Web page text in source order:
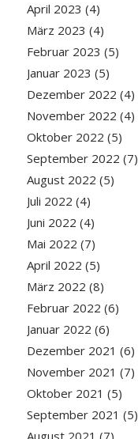
April 2023 (4)
März 2023 (4)
Februar 2023 (5)
Januar 2023 (5)
Dezember 2022 (4)
November 2022 (4)
Oktober 2022 (5)
September 2022 (7)
August 2022 (5)
Juli 2022 (4)
Juni 2022 (4)
Mai 2022 (7)
April 2022 (5)
März 2022 (8)
Februar 2022 (6)
Januar 2022 (6)
Dezember 2021 (6)
November 2021 (7)
Oktober 2021 (5)
September 2021 (5)
August 2021 (7)